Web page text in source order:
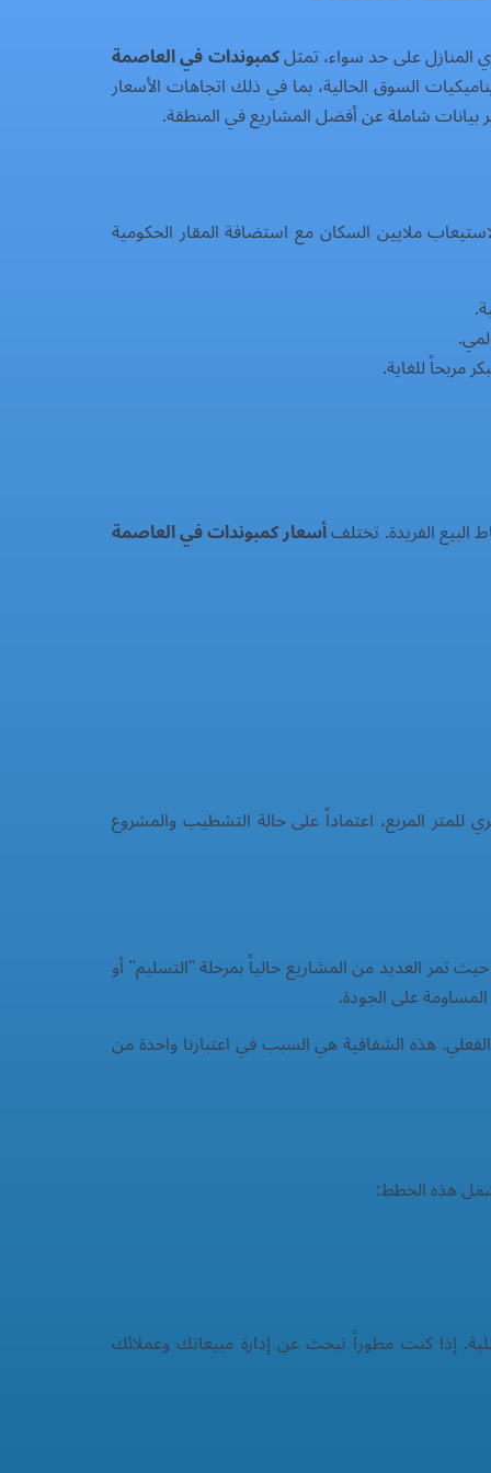
المنازل على حد سواء، تمثلكمبوندات في العاصمة
السوق الحالية، بما في ذلك اتجاهات الأسعار
بيانات شاملة عن أفضل المشاريع في المنطقة.
تمتد على مساحة تزيد عن 170 ألف فدان، وهي مصممة لاستيعاب ملايين السكان مع استضافة المقار الحكومية
مربحاً للغاية.
البيع الفريدة. تختلفأسعار كمبوندات في العاصمة
عادةً من 25,000 جنيه مصري إلى 45,000 جنيه مصري للمتر المربع، اعتماداً على حالة التشطيب والمشروع
تمر العديد من المشاريع حالياً بمرحلة "التسليم" أو
هذه الشفافية هي السبب في اعتبارنا واحدة من
هذه الخطط:
إذا كنت مطوراً تبحث عن إدارة مبيعاتك وعملائك